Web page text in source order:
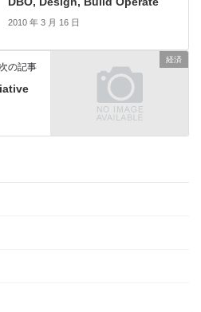
2010 年 3 月 16 日
経済
次の記事